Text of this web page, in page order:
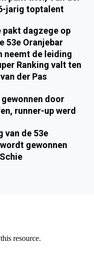
jarig toptalent
pakt dagzege op
53e Oranjebar
neemt de leiding
Ranking valt ten
der Pas
door
runner-up werd
van de 53e
gewonnen